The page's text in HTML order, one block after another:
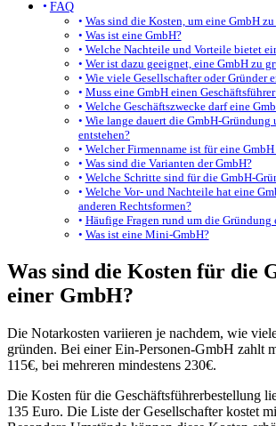
FAQ
Was sind die Kosten, um eine GmbH
Was ist eine GmbH?
Welche Nachteile und Vorteile bietet
Wer ist dazu geeignet, eine GmbH zu
Wie viele Gesellschafter oder Gründer
Muss eine GmbH einen
Welche Geschäftszwecke darf eine
Wie lange dauert die GmbH-Gründung
entstehen?
Welcher Firmenname ist für eine
Was sind die Varianten der GmbH?
Welche Schritte sind für die GmbH-
Welche Vor- und Nachteile hat eine
anderen Rechtsformen?
Häufige Fragen rund um die Gründung
Was ist eine Mini-GmbH?
Was sind die Kosten für die
einer GmbH?
Die Notarkosten variieren je nachdem, wie
gründen. Bei einer Ein-Personen-GmbH zahlt
115€, bei mehreren mindestens 230€.
Die Kosten für die Geschäftsführerbestellung
135 Euro. Die Liste der Gesellschafter kostet